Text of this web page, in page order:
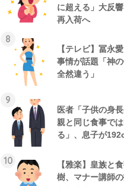
に超える」大反
再入荷へ
8
【テレビ】冨永
事情が話題「神
全然違う」
9
医者「子供の身
親と同じ食事で
る」、息子が
10
【雅楽】皇族と
樹、マナー講師